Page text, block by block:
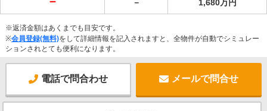
－ 1,680万円
※返済金額はあくまでも目安です。
※会員登録(無料)をして詳細情報を記入されますと、全物件が自動でシミュレー
ションされとても便利になります。
電話で問合わせ メールで問合せ